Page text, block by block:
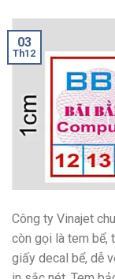
03
Th12
Công ty Vinajet
còn gọi là tem bể,
giấy decal bể, dễ